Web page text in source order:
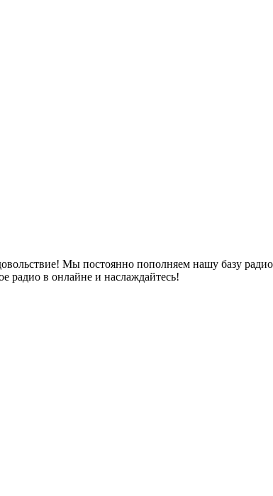
Мы постоянно пополняем нашу базу
радио в онлайне и наслаждайтесь!